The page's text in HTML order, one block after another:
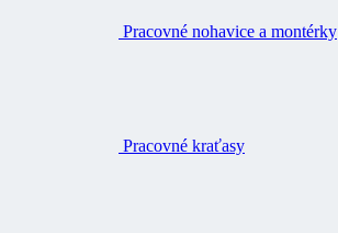
Pracovné nohavice a montérky
Pracovné kraťasy